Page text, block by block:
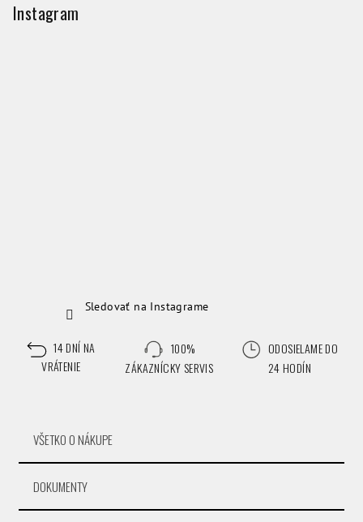
Instagram
Sledovať na Instagrame
14 DNÍ NA
VRÁTENIE
100%
ZÁKAZNÍCKY SERVIS
ODOSIELAME DO
24 HODÍN
VŠETKO O NÁKUPE
DOKUMENTY